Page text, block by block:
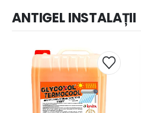
ANTIGEL INSTALAȚII